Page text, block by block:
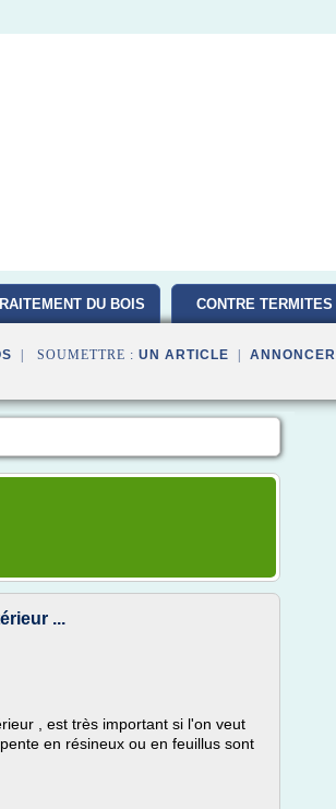
DU BOIS CONTRE TERMITES
| SOUMETTRE : UN ARTICLE ANNONCER
...
, est très important si l'on veut
en résineux ou en feuillus sont